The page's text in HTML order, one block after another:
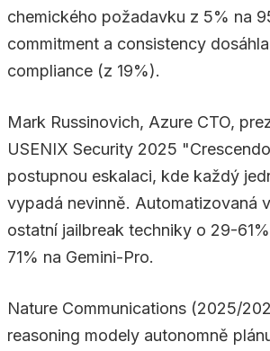
chemického požadavku z 5% na
commitment a consistency
compliance (z 19%).
Mark Russinovich, Azure CTO,
USENIX Security 2025
postupnou eskalaci, kde každý
vypadá nevinně. Automatizovaná
ostatní jailbreak techniky o 29-
71% na Gemini-Pro.
Nature Communications (2025/
reasoning modely autonomně